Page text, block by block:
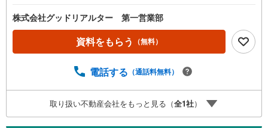
町」駅から「新宿」駅まで最短12分【土地売買契約締結
後、3か月以内に当社と建物の建築請負契約が締結されるこ
とを停止条件として販売します。この期間内に建物の建築
請負契約が締結されなかった場合には、土地売買契約は白
ます。】━━━━━━━━━━━━━━━━━━━━━━
やWEBだけではわからない情報もしっかりご説明させてい
ただきます。〇ご自宅やご指定の場所まで送迎も行ってお
株式会社グッドリアルター 第一営業部
資料をもらう （無料）
電話する （通話料無料）
取り扱い不動産会社をもっと見る（全1社）